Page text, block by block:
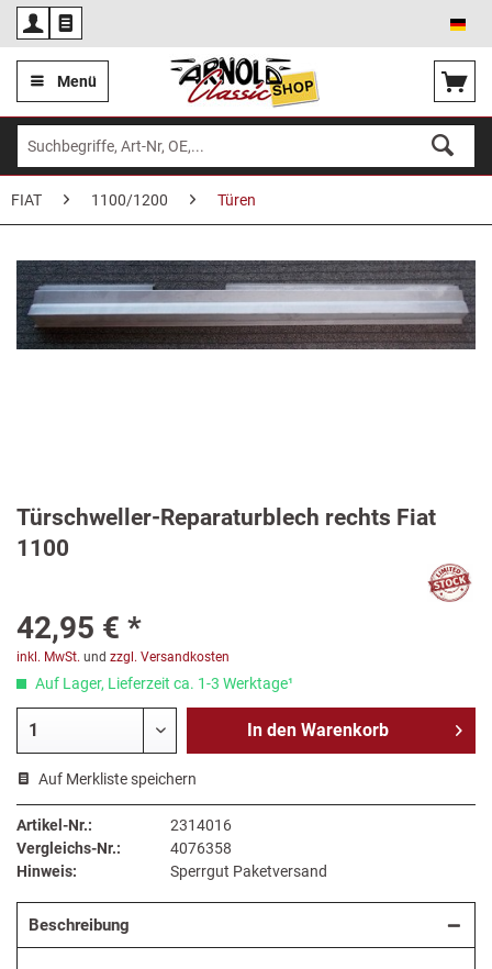
Menü
FIAT 1100/1200 Türen
Türschweller-Reparaturblech rechts Fiat
1100
42,95 € *
inkl. MwSt. und zzgl. Versandkosten
Auf Lager, Lieferzeit ca. 1-3 Werktage¹
In den Warenkorb
Auf Merkliste speichern
Artikel-Nr.:
2314016
Vergleichs-Nr.:
4076358
Hinweis:
Sperrgut Paketversand
Beschreibung